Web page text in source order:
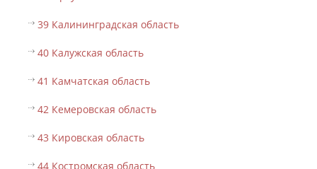
39 Калининградская область
40 Калужская область
41 Камчатская область
42 Кемеровская область
43 Кировская область
44 Костромская область